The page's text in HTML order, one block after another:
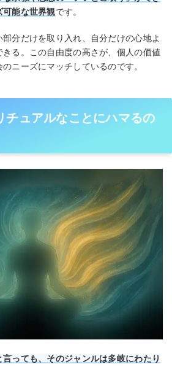
可能な世界観です。
分だけを取り入れ、自分だけの心地よ
る。この自由度の高さが、個人の価値
ニーズにマッチしているのです。
チュアルなことにハマるの
っても、そのジャンルは多岐にわたり